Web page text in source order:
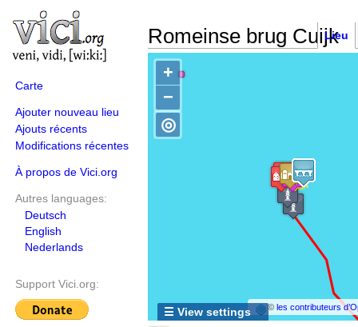
Carte
Ajouter nouveau lieu
Ajouts récents
Modifications récentes
À propos de Vici.org
Autres languages:
Deutsch
English
Nederlands
Support Vici.org:
Romeinse brug Cuijk
Lieu
+
−
©les contributeurs
◎
☰ View settings